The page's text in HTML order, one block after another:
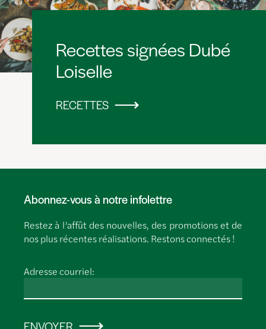
Recettes signées Dubé
Loiselle
RECETTES
Abonnez-vous à notre infolettre
Restez à l’affût des nouvelles, des promotions et de
nos plus récentes réalisations. Restons connectés !
Adresse courriel: